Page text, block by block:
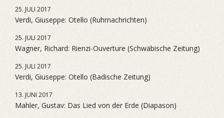
25. JULI 2017
Verdi, Giuseppe: Otello (Ruhrnachrichten)
25. JULI 2017
Wagner, Richard: Rienzi-Ouverture (Schwäbische Zeitung)
25. JULI 2017
Verdi, Giuseppe: Otello (Badische Zeitung)
13. JUNI 2017
Mahler, Gustav: Das Lied von der Erde (Diapason)